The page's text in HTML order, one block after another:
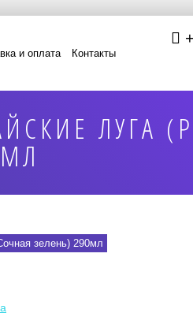
и оплата Контакты
ЛУГА
зелень) 290мл